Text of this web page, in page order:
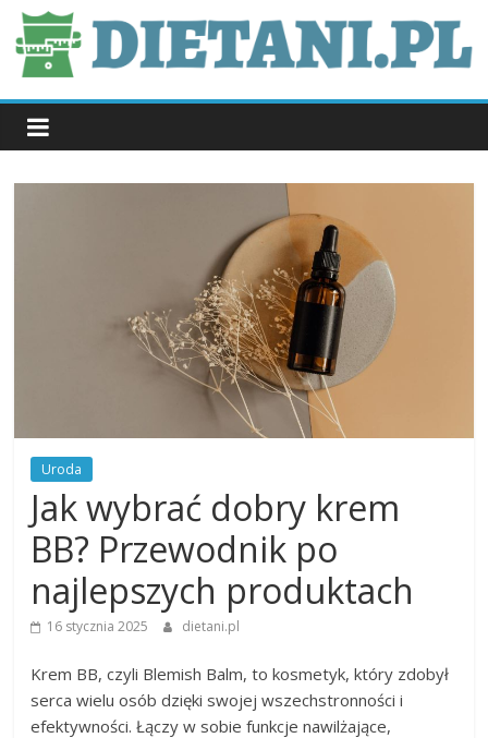
Skip
to
content
dietani.pl
Uroda
Jak wybrać dobry krem
BB? Przewodnik po
najlepszych produktach
16 stycznia 2025 dietani.pl
Krem BB, czyli Blemish Balm, to kosmetyk, który zdobył
serca wielu osób dzięki swojej wszechstronności i
efektywności. Łączy w sobie funkcje nawilżające,